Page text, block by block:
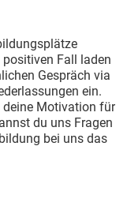
Fall laden
Gespräch via
ein.
deine Motivation für
du uns Fragen
bei uns das